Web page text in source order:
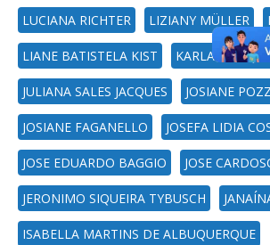
LUCIANA RICHTER LIZIANY MÜLLER
LIANE BATISTELA KIST KARLA
JULIANA SALES JACQUES JOSIANE
JOSIANE FAGANELLO JOSEFA LIDIA
JOSE EDUARDO BAGGIO JOSE
JERONIMO SIQUEIRA TYBUSCH
ISABELLA MARTINS DE ALBUQUERQUE